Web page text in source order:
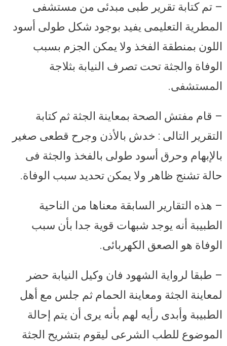
– تم كتابة تقرير طبى مبدئى من مستشفى
المطرية التعليمى يفيد بوجود شكل طولى أسود
اللون بمنطقة الفخذ ولا يمكن الجزم بسبب
الوفاة والجثة تحت تصرف النيابة بثلاجة
المستشفى.
– قام مفتش الصحة بمعاينة الجثة ثم كتابة
التقرير التالى : خدش بالأذن وجرح قطعى صغير
بالإبهام وحرق أسود طولى بالفخذ والجثة فى
حالة تشنج ظاهر ولا يمكن تحديد سبب الوفاة.
– هذه التقارير السابقة معناها من الناحية
الطبيبة أنه يوجد شبهات قوية جدا بأن سبب
الوفاة هو الصعق الكهربائى.
– طبقا لرواية الشهود فان وكيل النيابة حضر
لمعاينة الجثة ومعاينة الحمام ثم جلس مع أهل
الطبيبة وأبدى رأيه لهم بأنه يرى أن يتم إحالة
الموضوع للطب الشرعى ليقوم بتشريح الجثة